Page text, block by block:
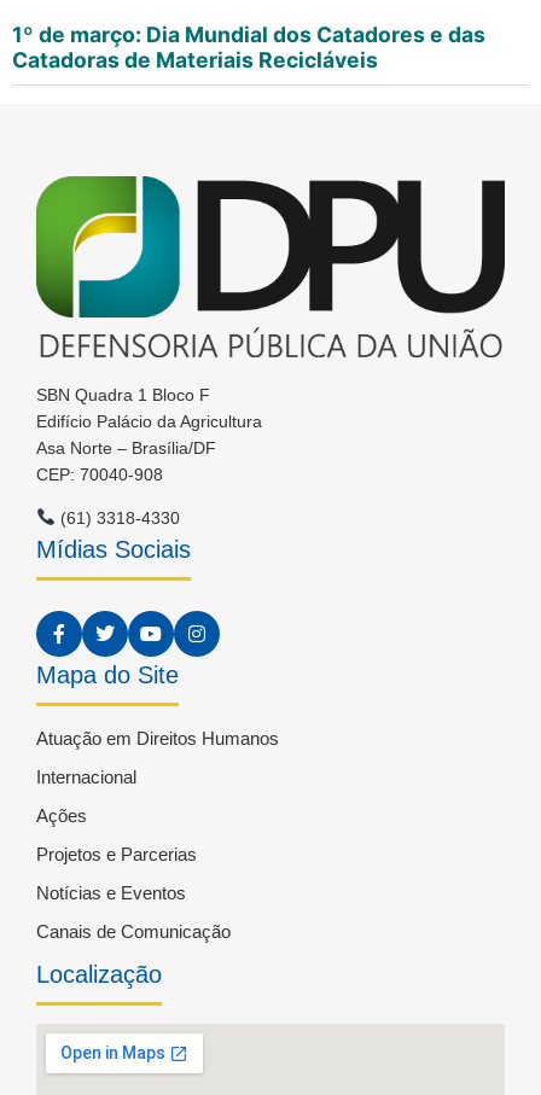
1º de março: Dia Mundial dos Catadores e das
Catadoras de Materiais Recicláveis
SBN Quadra 1 Bloco F
Edifício Palácio da Agricultura
Asa Norte – Brasília/DF
CEP: 70040-908
(61) 3318-4330
Mídias Sociais
Mapa do Site
Atuação em Direitos Humanos
Internacional
Ações
Projetos e Parcerias
Notícias e Eventos
Canais de Comunicação
Localização